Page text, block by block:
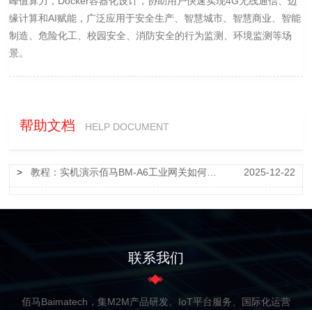
缘计算和AI赋能，广泛应用于安全生产、智慧城市、智慧商业、智能
制造、危险化工、校园安全、消防安全的行为监测、环境监测等场
景。
帮助文档 HELP DOCUMENT
> 2025-12-22
联系我们
佰马Baimatech，集M2M产品研发、IoT平台服务、国际化运营